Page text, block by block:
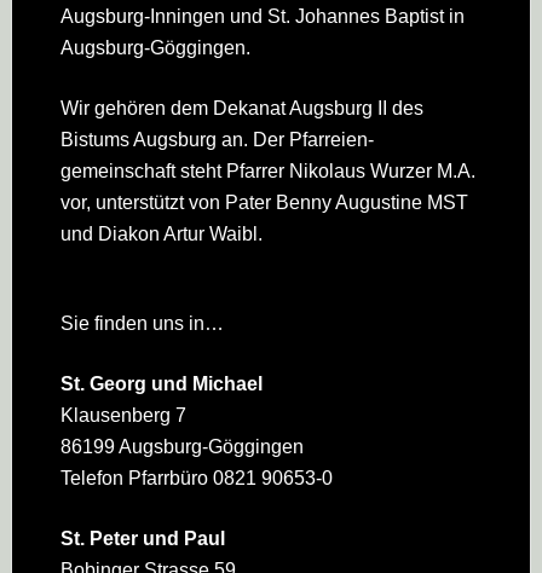
Augsburg-Inningen und St. Johannes Baptist in
Augsburg-Göggingen.
Wir gehören dem Dekanat Augsburg II des
Bistums Augsburg an. Der Pfarreien­
gemeinschaft steht Pfarrer Nikolaus Wurzer M.A.
vor, unterstützt von Pater Benny Augustine MST
und Diakon Artur Waibl.
Sie finden uns in…
St. Georg und Michael
Klausenberg 7
86199 Augsburg-Göggingen
Telefon Pfarrbüro 0821 90653-0
St. Peter und Paul